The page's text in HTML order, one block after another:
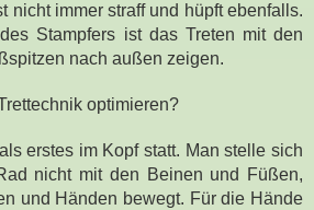
nicht immer straff und hüpft ebenfalls.
Stampfers ist das Treten mit den
nach außen zeigen.
optimieren?
erstes im Kopf statt. Man stelle sich
nicht mit den Beinen und Füßen,
und Händen bewegt. Für die Hände